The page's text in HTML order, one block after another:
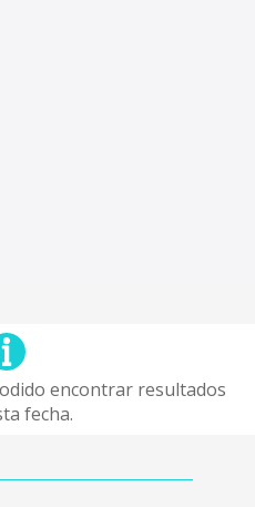
encontrar resultados
fecha.